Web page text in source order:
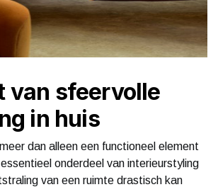
van sfeervolle
in huis
dan alleen een functioneel element
onderdeel van interieurstyling
van een ruimte drastisch kan